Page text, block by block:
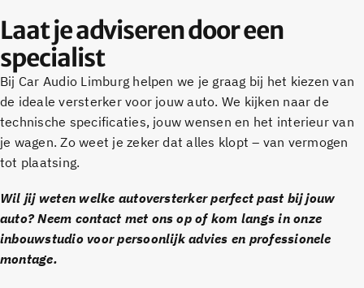
Laat je adviseren door een
specialist
Bij Car Audio Limburg helpen we je graag bij het kiezen van
de ideale versterker voor jouw auto. We kijken naar de
technische specificaties, jouw wensen en het interieur van
je wagen. Zo weet je zeker dat alles klopt – van vermogen
tot plaatsing.
Wil jij weten welke autoversterker perfect past bij jouw
auto? Neem contact met ons op of kom langs in onze
inbouwstudio voor persoonlijk advies en professionele
montage.